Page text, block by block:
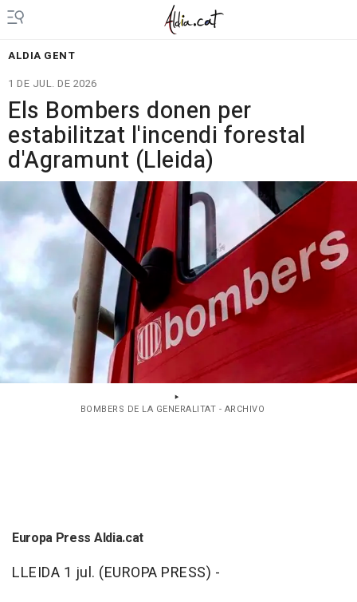
ALDIA GENT
1 DE JUL. DE 2026
Els Bombers donen per
estabilitzat l'incendi forestal
d'Agramunt (Lleida)
BOMBERS DE LA GENERALITAT - ARCHIVO
Europa Press Aldia.cat
LLEIDA 1 jul. (EUROPA PRESS) -